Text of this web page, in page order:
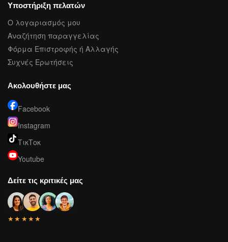
Υποστήριξη πελατών
Ο λογαριασμός μου
Αναζήτηση παραγγελίας
Φόρμα Επιστροφής ή Αλλαγής
Συχνές Ερωτήσεις
Ακολουθήστε μας
Facebook
Instagram
ΤικΤοκ
Youtube
Δείτε τις κριτικές μας
★★★★★